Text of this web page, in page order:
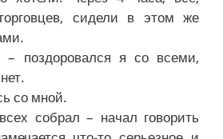
сидели в этом же
поздоровался я со всеми,
со мной.
собрал – начал говорить